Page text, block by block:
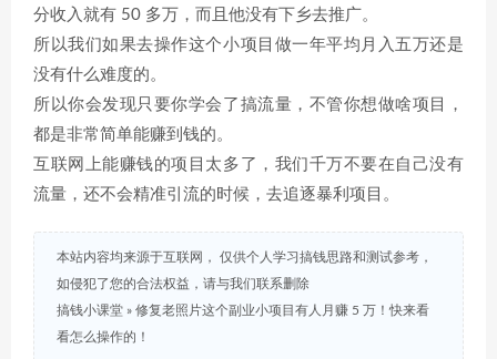
分收入就有 50 多万，而且他没有下乡去推广。
所以我们如果去操作这个小项目做一年平均月入五万还是
没有什么难度的。
所以你会发现只要你学会了搞流量，不管你想做啥项目，
都是非常简单能赚到钱的。
互联网上能赚钱的项目太多了，我们千万不要在自己没有
流量，还不会精准引流的时候，去追逐暴利项目。
本站内容均来源于互联网， 仅供个人学习搞钱思路和测试参考，
如侵犯了您的合法权益，请与我们联系删除
搞钱小课堂 » 修复老照片这个副业小项目有人月赚 5 万！快来看
看怎么操作的！